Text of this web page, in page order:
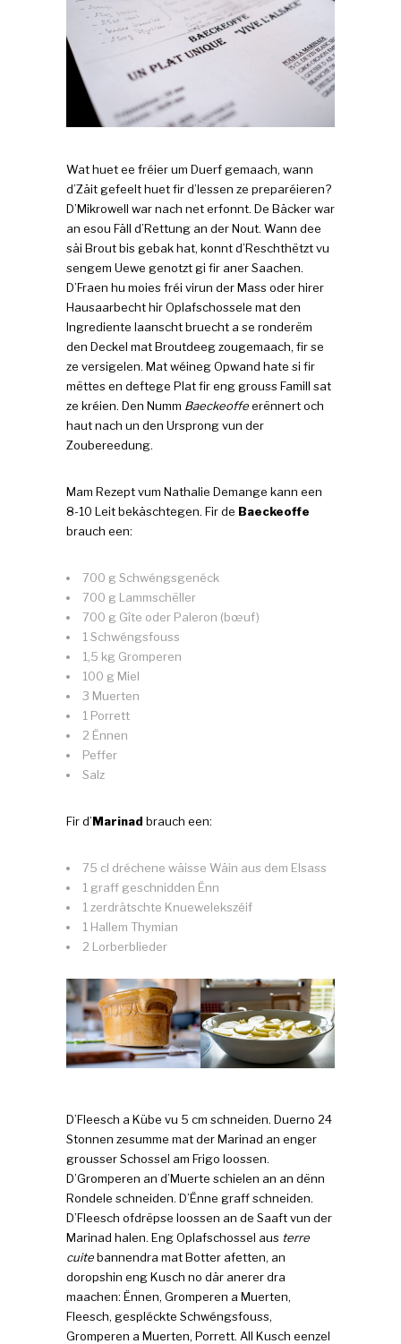
Wat huet ee fréier um Duerf gemaach, wann
d’Zäit gefeelt huet fir d’Iessen ze preparéieren?
D’Mikrowell war nach net erfonnt. De Bäcker war
an esou Fäll d’Rettung an der Nout. Wann dee
säi Brout bis gebak hat, konnt d’Reschthëtzt vu
sengem Uewe genotzt gi fir aner Saachen.
D’Fraen hu moies fréi virun der Mass oder hirer
Hausaarbecht hir Oplafschossele mat den
Ingrediente laanscht bruecht a se ronderëm
den Deckel mat Broutdeeg zougemaach, fir se
ze versigelen. Mat wéineg Opwand hate si fir
mëttes en deftege Plat fir eng grouss Famill sat
ze kréien. Den Numm Baeckeoffeerënnert och
haut nach un den Ursprong vun der
Zoubereedung.
Mam Rezept vum Nathalie Demange kann een
8-10 Leit bekäschtegen. Fir de Baeckeoffe
brauch een:
700 g Schwéngsgenéck
700 g Lammschëller
700 g Gîte oder Paleron (bœuf)
1 Schwéngsfouss
1,5 kg Gromperen
100 g Miel
3 Muerten
1 Porrett
2 Ënnen
Peffer
Salz
Fir d’Marinad brauch een:
75 cl dréchene wäisse Wäin aus dem Elsass
1 graff geschnidden Ënn
1 zerdrätschte Knuewelekszéif
1 Hallem Thymian
2 Lorberblieder
D’Fleesch a Kübe vu 5 cm schneiden. Duerno 24
Stonnen zesumme mat der Marinad an enger
grousser Schossel am Frigo loossen.
D’Gromperen an d’Muerte schielen an an dënn
Rondele schneiden. D’Ënne graff schneiden.
D’Fleesch ofdrëpse loossen an de Saaft vun der
Marinad halen. Eng Oplafschossel aus terre
cuitebannendra mat Botter afetten, an
doropshin eng Kusch no där anerer dra
maachen: Ënnen, Gromperen a Muerten,
Fleesch, gespléckte Schwéngsfouss,
Gromperen a Muerten, Porrett. All Kusch eenzel